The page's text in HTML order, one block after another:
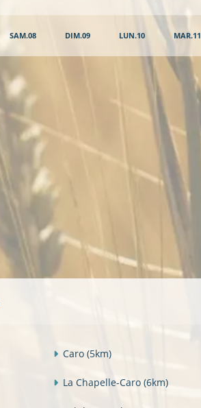
SAM.08 DIM.09 LUN.10 MAR.11
Caro (5km)
La Chapelle-Caro (6km)